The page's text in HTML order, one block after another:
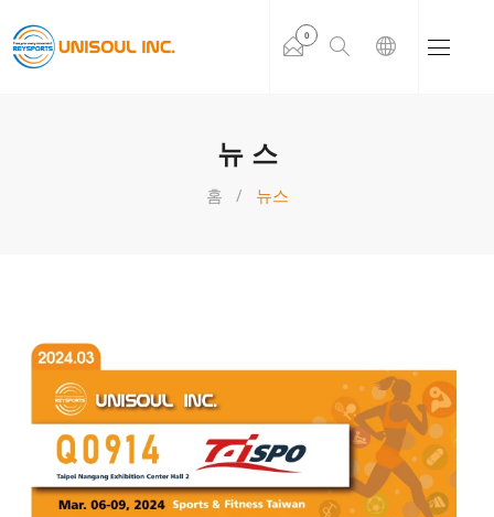
0
뉴스
홈 뉴스